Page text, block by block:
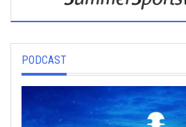
PODCAST